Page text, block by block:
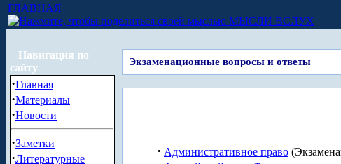
ГЛАВНАЯ
МЫСЛИ ВСЛУХ
Навигация по
сайту
·Главная
·Материалы
·Новости
·Заметки
·Литературные
Экзаменационные вопросы и ответы
· Административное право